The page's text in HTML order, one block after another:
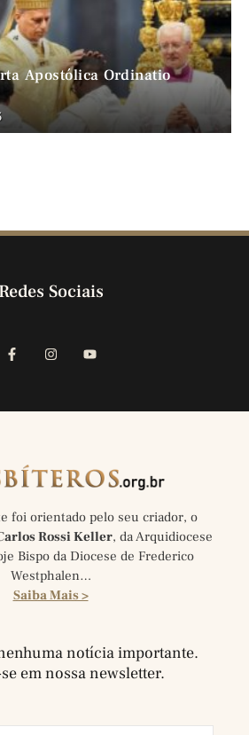
Apostólica Ordinatio
Redes Sociais
foi orientado pelo seu criador, o
Rossi Keller, da Arquidiocese
Bispo da Diocese de Frederico
Westphalen…
Saiba Mais >
notícia importante.
em nossa newsletter.